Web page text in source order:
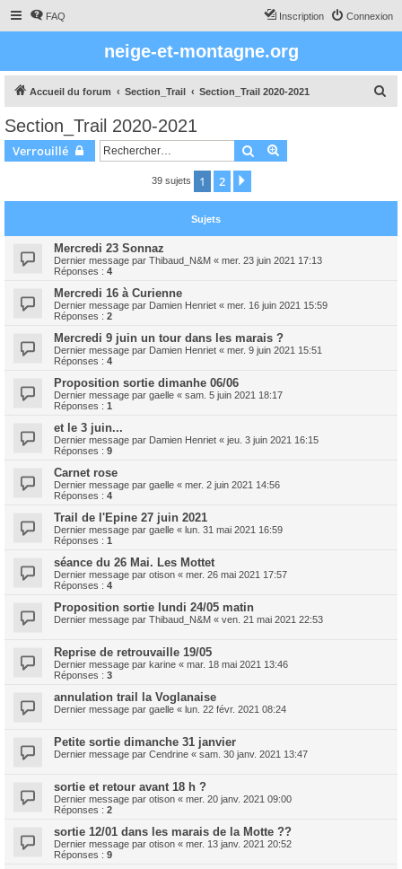
FAQ Connexion
Inscription
neige-et-montagne.org
Accueil du forum Section_Trail Section_Trail 2020-2021
Section_Trail 2020-2021
Verrouillé Rechercher
39 sujets 1 2
Sujets
Mercredi 23 Sonnaz
Dernier message par Thibaud_N&M « mer. 23 juin 2021 17:13
Réponses : 4
Mercredi 16 à Curienne
Dernier message par Damien Henriet « mer. 16 juin 2021 15:59
Réponses : 2
Mercredi 9 juin un tour dans les marais ?
Dernier message par Damien Henriet « mer. 9 juin 2021 15:51
Réponses : 4
Proposition sortie dimanhe 06/06
Dernier message par gaelle « sam. 5 juin 2021 18:17
Réponses : 1
et le 3 juin...
Dernier message par Damien Henriet « jeu. 3 juin 2021 16:15
Réponses : 9
Carnet rose
Dernier message par gaelle « mer. 2 juin 2021 14:56
Réponses : 4
Trail de l'Epine 27 juin 2021
Dernier message par gaelle « lun. 31 mai 2021 16:59
Réponses : 1
séance du 26 Mai. Les Mottet
Dernier message par otison « mer. 26 mai 2021 17:57
Réponses : 4
Proposition sortie lundi 24/05 matin
Dernier message par Thibaud_N&M « ven. 21 mai 2021 22:53
Reprise de retrouvaille 19/05
Dernier message par karine « mar. 18 mai 2021 13:46
Réponses : 3
annulation trail la Voglanaise
Dernier message par gaelle « lun. 22 févr. 2021 08:24
Petite sortie dimanche 31 janvier
Dernier message par Cendrine « sam. 30 janv. 2021 13:47
sortie et retour avant 18 h ?
Dernier message par otison « mer. 20 janv. 2021 09:00
Réponses : 2
sortie 12/01 dans les marais de la Motte ??
Dernier message par otison « mer. 13 janv. 2021 20:52
Réponses : 9